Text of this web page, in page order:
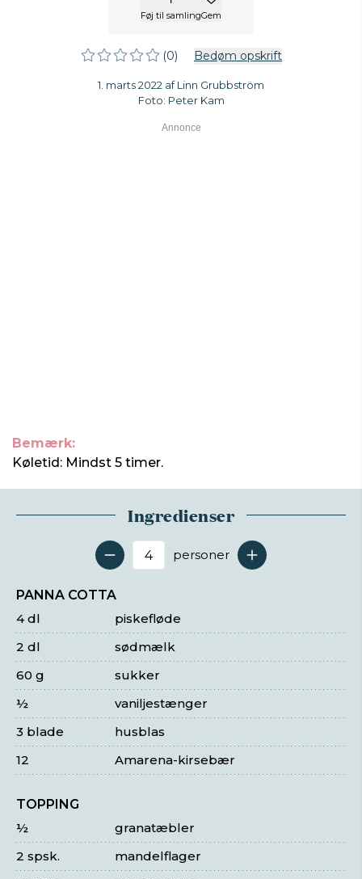
Føj til samlingGem
(0) Bedøm opskrift
1. marts 2022 af Linn Grubbström
Foto: Peter Kam
Bemærk:
Køletid: Mindst 5 timer.
Ingredienser
Antal serveringer
personer
PANNA COTTA
piskefløde
4 dl
sødmælk
2 dl
sukker
60 g
vaniljestænger
½
husblas
3 blade
Amarena-kirsebær
12
TOPPING
granatæbler
½
mandelflager
2 spsk.